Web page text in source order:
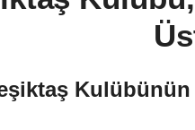
Kulübünün